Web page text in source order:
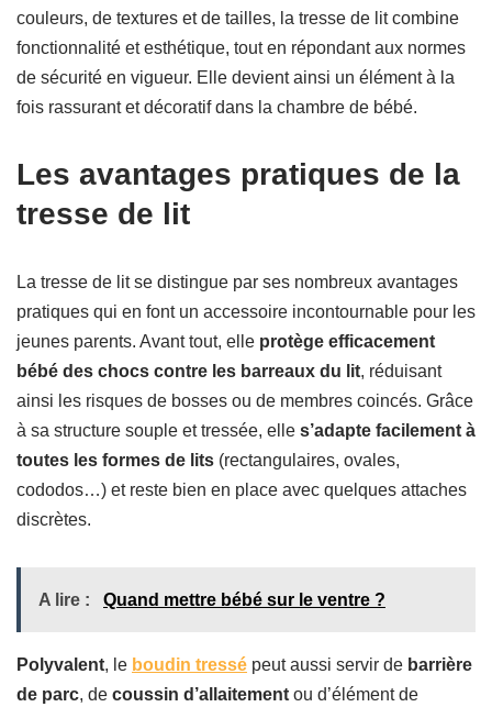
couleurs, de textures et de tailles, la tresse de lit combine
fonctionnalité et esthétique, tout en répondant aux normes
de sécurité en vigueur. Elle devient ainsi un élément à la
fois rassurant et décoratif dans la chambre de bébé.
Les avantages pratiques de la
tresse de lit
La tresse de lit se distingue par ses nombreux avantages
pratiques qui en font un accessoire incontournable pour les
jeunes parents. Avant tout, elle protège efficacement
bébé des chocs contre les barreaux du lit, réduisant
ainsi les risques de bosses ou de membres coincés. Grâce
à sa structure souple et tressée, elle s’adapte facilement à
toutes les formes de lits (rectangulaires, ovales,
cododos…) et reste bien en place avec quelques attaches
discrètes.
A lire : Quand mettre bébé sur le ventre ?
Polyvalent, le boudin tressé peut aussi servir de barrière
de parc, de coussin d’allaitement ou d’élément de